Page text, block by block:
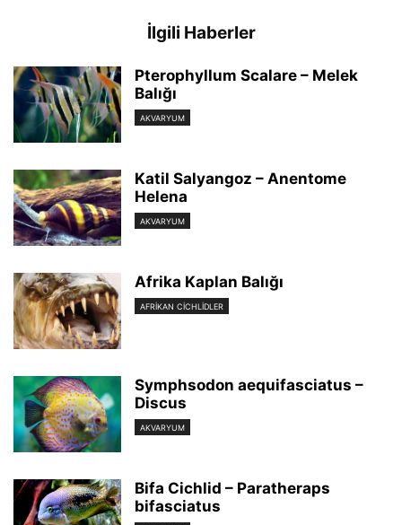
İlgili Haberler
Pterophyllum Scalare – Melek
Balığı
AKVARYUM
Katil Salyangoz – Anentome
Helena
AKVARYUM
Afrika Kaplan Balığı
AFRIKAN CICHLIDLER
Symphsodon aequifasciatus –
Discus
AKVARYUM
Bifa Cichlid – Paratheraps
bifasciatus